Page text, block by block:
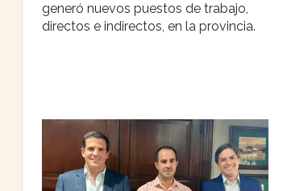
generó nuevos puestos de trabajo,
directos e indirectos, en la provincia.